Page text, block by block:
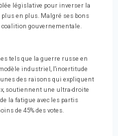
législative pour inverser la
plus en plus. Malgré ses bons
coalition gouvernementale.
tels que la guerre russe en
industriel, l'incertitude
des raisons qui expliquent
soutiennent une ultra-droite
la fatigue avec les partis
de 45% des votes.